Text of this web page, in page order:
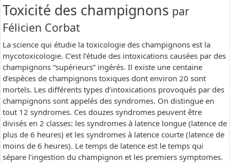
Toxicité des champignons par
Félicien Corbat
La science qui étudie la toxicologie des champignons est la
mycotoxicologie. C’est l’étude des intoxications causées par des
champignons “supérieurs” ingérés. Il existe une centaine
d’espèces de champignons toxiques dont environ 20 sont
mortels. Les différents types d’intoxications provoqués par des
champignons sont appelés des syndromes. On distingue en
tout 12 syndromes. Ces douzes syndromes peuvent être
divisés en 2 classes: les syndromes à latence longue (latence de
plus de 6 heures) et les syndromes à latence courte (latence de
moins de 6 heures). Le temps de latence est le temps qui
sépare l’ingestion du champignon et les premiers symptomes.